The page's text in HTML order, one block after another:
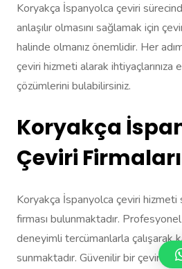
Koryakça İspanyolca çeviri
anlaşılır olmasını sağlamak için
halinde olmanız önemlidir. Her
çeviri hizmeti alarak ihtiyaçlarınıza
çözümlerini bulabilirsiniz.
Koryakça
Çeviri Firmaları
Koryakça İspanyolca çeviri hizmeti
firması bulunmaktadır.
deneyimli tercümanlarla çalışarak
sunmaktadır. Güvenilir bir çeviri